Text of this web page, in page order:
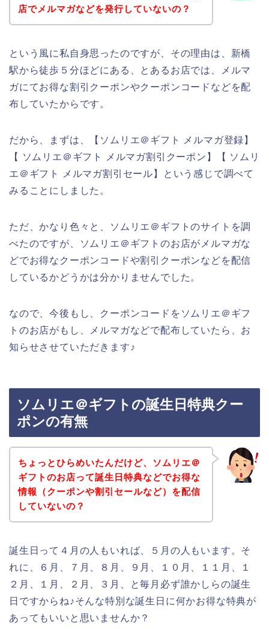
店でメルマガなどを発行していないの？
という風に私自身思ったのですが、その理由は、新橋
駅から徒歩５分ほどにある、とあるお店では、メルマ
ガにてお得な割引クーポンやクーポンコードなどを配
布していたからです。
だから、まずは、【ソムリエ＠ギフト メルマガ登録】
【 ソムリエ＠ギフト メルマガ割引クーポン】【 ソムリ
エ＠ギフト メルマガ割引セール】という感じで調べて
みることにしました。
ただ、かなり色々と、ソムリエ＠ギフトのサイトを調
べたのですが、ソムリエ＠ギフトのお店がメルマガな
どでお得なクーポンコードや割引クーポンなどを配信
しているかどうかは分かりませんでした。
なので、今後もし、クーポンコードをソムリエ＠ギフ
トのお店がもし、メルマガなどで配布していたら、お
知らせさせていただきます♪
ソムリエ＠ギフトの誕生日特典クー
ポンの有無
ちょっとひらめいたんだけど、ソムリエ＠
ギフトのお店って誕生日特典などでお得な
情報（クーポンや割引セールなど）を配信
していないの？
誕生日って４月の人もいれば、５月の人もいます。そ
れに、６月、７月、８月、９月、１０月、１１月、１
２月、１月、２月、３月、と毎月必ず誰かしらの誕生
日ですからね♪そんな特別な誕生日に何かお得な特典が
あってもいいと思いませんか？